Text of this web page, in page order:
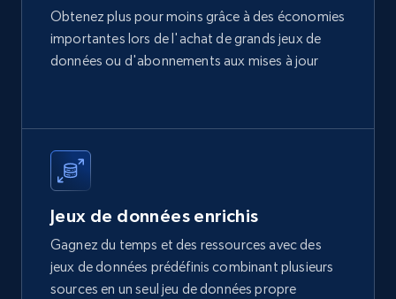
Amazon best seller products
Title, Seller name, Brand, Description, Initial
price, Final price, Final price high, Currency, and
eCommerce
1.7K+
Amazon products search
Obtenez plus pour moins grâce à des économies
importantes lors de l'achat de grands jeux de
données ou d'abonnements aux mises à jour
Jeux de données enrichis
Gagnez du temps et des ressources avec des
jeux de données prédéfinis combinant plusieurs
sources en un seul jeu de données propre